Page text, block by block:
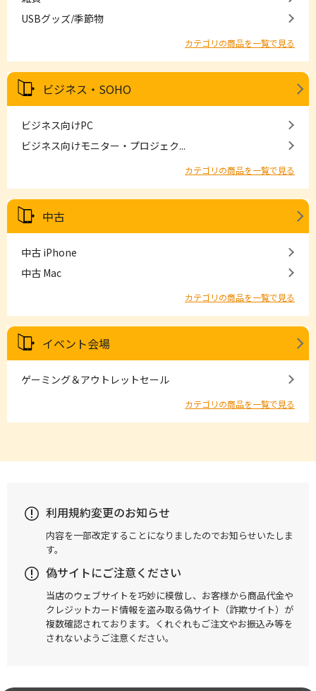
USBグッズ/季節物
カテゴリの商品を一覧で見る
ビジネス・SOHO
ビジネス向けPC
ビジネス向けモニター・プロジェク...
カテゴリの商品を一覧で見る
中古
中古 iPhone
中古 Mac
カテゴリの商品を一覧で見る
イベント会場
ゲーミング＆アウトレットセール
カテゴリの商品を一覧で見る
利用規約変更のお知らせ
内容を一部改定することになりましたのでお知らせいたしま
す。
偽サイトにご注意ください
当店のウェブサイトを巧妙に模倣し、お客様から商品代金や
クレジットカード情報を盗み取る偽サイト（詐欺サイト）が
複数確認されております。くれぐれもご注文やお振込み等を
されないようご注意ください。